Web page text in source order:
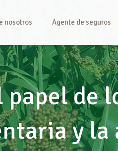
nosotros Agente de seguros
papel de
y la